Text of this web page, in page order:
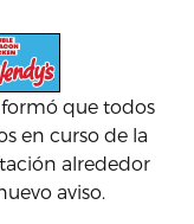
que todos
en curso de la
alrededor
aviso.